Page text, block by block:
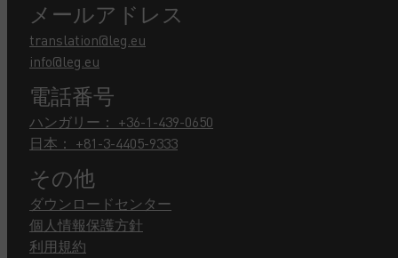
メールアドレス
translation@leg.eu
info@leg.eu
電話番号
ハンガリー： +36-1-439-0650
日本： +81-3-4405-9333
その他
ダウンロードセンター
個人情報保護方針
利用規約